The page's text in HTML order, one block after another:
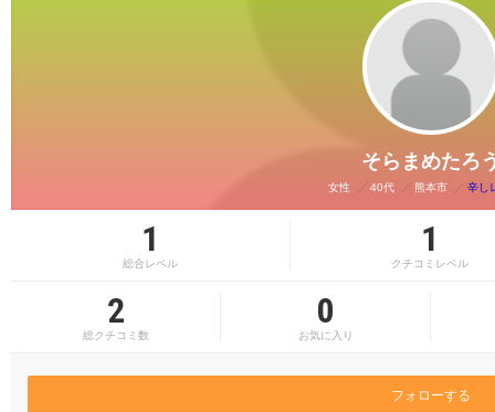
そらまめたろ
女性 40代 熊本市 辛し
1
総合レベル
1
クチコミレベル
2
総クチコミ数
0
お気に入り
フォローする